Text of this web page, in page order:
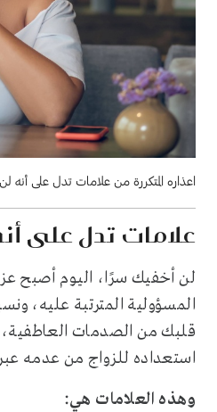
اعذاره المتكررة من علامات تدل على أنه
علامات تدل على
لن أخفيك سرًا، اليوم أصبح
المسؤولية المترتبة عليه،
قلبك من الصدمات العاطفية،
استعداده للزواج من عدمه
وهذه العلامات هي: